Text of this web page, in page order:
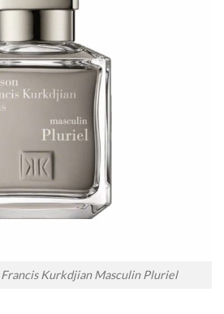
Kurkdjian Masculin Pluriel